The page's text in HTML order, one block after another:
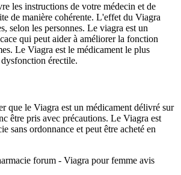
les instructions de votre médecin et de
de manière cohérente. L'effet du Viagra
selon les personnes. Le viagra est un
qui peut aider à améliorer la fonction
Le Viagra est le médicament le plus
érectile.
que le Viagra est un médicament délivré sur
être pris avec précautions. Le Viagra est
sans ordonnance et peut être acheté en
forum - Viagra pour femme avis